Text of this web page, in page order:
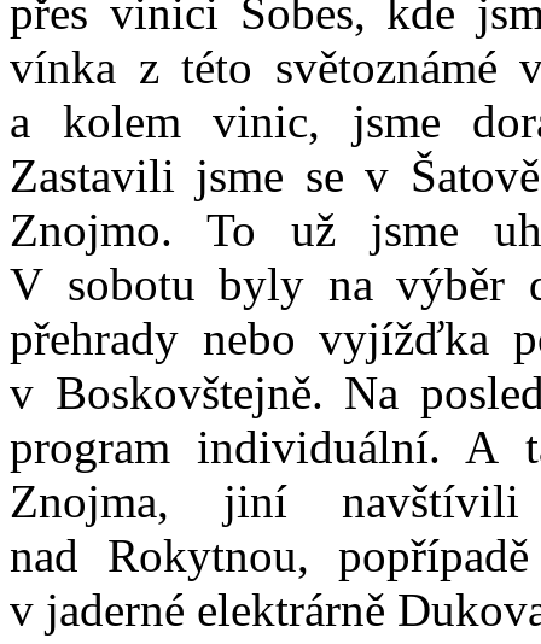
přes vinici Šobes, kde
vínka z této světoznámé
a kolem vinic, jsme
Zastavili jsme se v
Znojmo. To už jsme
V sobotu byly na výběr
přehrady nebo vyjížďka
v Boskovštejně. Na
program individuální. A
Znojma, jiní
nad Rokytnou,
v jaderné elektrárně